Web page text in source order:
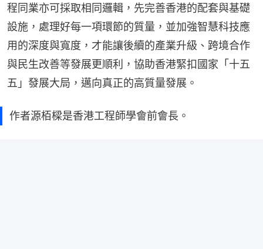
程同業亦可採取相同邏輯，先完善香港的配套與基礎
設施，處理好每一項環節的質量，並加強智慧科技應
用的深度與寬度，才能讓後續的產業升級、跨境合作
與民生改善等發展更順利，協助香港緊扣國家「十五
五」發展大局，邁向真正的高質量發展。
作者源栢樑是香港工程師學會前會長。